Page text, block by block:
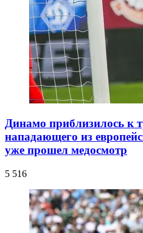
Динамо приблизилось к
нападающего из
уже прошел медосмотр
5 516